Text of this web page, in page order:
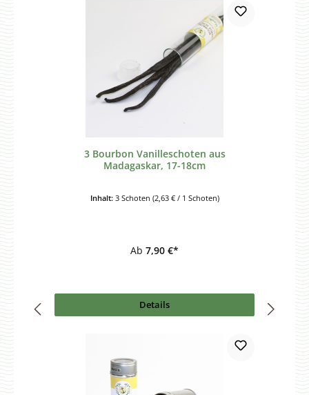
3 Bourbon Vanilleschoten aus
Madagaskar, 17-18cm
Inhalt: 3 Schoten (2,63 € / 1 Schoten)
Ab 7,90 €*
Details